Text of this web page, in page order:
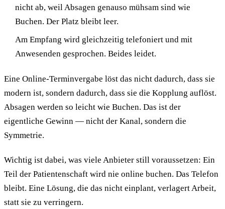
nicht ab, weil Absagen genauso mühsam sind wie
Buchen. Der Platz bleibt leer.
Am Empfang wird gleichzeitig telefoniert und mit
Anwesenden gesprochen. Beides leidet.
Eine Online-Terminvergabe löst das nicht dadurch, dass sie
modern ist, sondern dadurch, dass sie die Kopplung auflöst.
Absagen werden so leicht wie Buchen. Das ist der
eigentliche Gewinn — nicht der Kanal, sondern die
Symmetrie.
Wichtig ist dabei, was viele Anbieter still voraussetzen: Ein
Teil der Patientenschaft wird nie online buchen. Das Telefon
bleibt. Eine Lösung, die das nicht einplant, verlagert Arbeit,
statt sie zu verringern.